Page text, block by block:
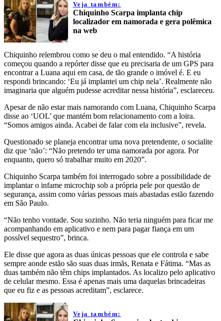
Veja também:
Chiquinho Scarpa implanta chip
localizador em namorada e gera polêmica
na web
Chiquinho relembrou como se deu o mal entendido. “A história
começou quando a repórter disse que eu precisaria de um GPS para
encontrar a Luana aqui em casa, de tão grande o imóvel é. E eu
respondi brincando: ‘Eu já implantei um chip nela’. Realmente não
imaginaria que alguém pudesse acreditar nessa história”, esclareceu.
Apesar de não estar mais namorando com Luana, Chiquinho Scarpa
disse ao ‘UOL’ que mantém bom relacionamento com a loira.
“Somos amigos ainda. Acabei de falar com ela inclusive”, revela.
Questionado se planeja encontrar uma nova pretendente, o socialite
diz que ‘não’: “Não pretendo ter uma namorada por agora. Por
enquanto, quero só trabalhar muito em 2020”.
Chiquinho Scarpa também foi interrogado sobre a possibilidade de
implantar o infame microchip sob a própria pele por questão de
segurança, assim como várias pessoas mais abastadas estão fazendo
em São Paulo.
“Não tenho vontade. Sou sozinho. Não teria ninguém para ficar me
acompanhando em aplicativo e nem para pagar fiança em um
possível sequestro”, brinca.
Ele disse que agora as duas únicas pessoas que ele controla e sabe
sempre aonde estão são suas duas irmãs, Renata e Fátima. “Mas as
duas também não têm chips implantados. As localizo pelo aplicativo
de celular mesmo. Essa é apenas mais uma daquelas brincadeiras
que eu fiz e as pessoas acreditam”, esclarece.
Veja também: